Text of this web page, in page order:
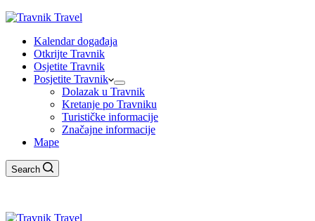
Kalendar događaja
Otkrijte Travnik
Osjetite Travnik
Posjetite Travnik
Dolazak u Travnik
Kretanje po Travniku
Turističke informacije
Značajne informacije
Mape
Search